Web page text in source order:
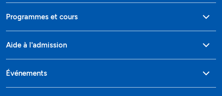
Programmes et cours
Aide à l'admission
Événements